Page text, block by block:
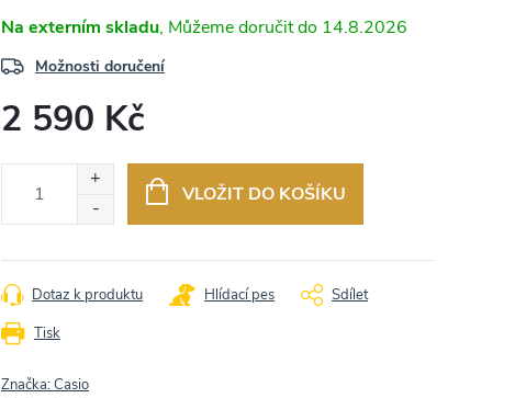
Na externím skladu 14.8.2026
Možnosti doručení
2 590 Kč
VLOŽIT DO KOŠÍKU
Tisk
Dotaz k produktu Hlídací pes Sdílet
Značka:Casio